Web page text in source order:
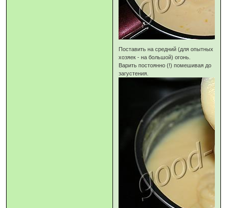
Поставить на средний (для опытных
хозяек - на большой) огонь.
Варить постоянно (!) помешивая до
загустения.